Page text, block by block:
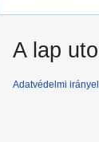
A lap
Adatvédelmi